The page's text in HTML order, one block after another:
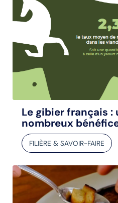
Le gibier français :
nombreux
FILIÈRE & SAVOIR-FAIRE